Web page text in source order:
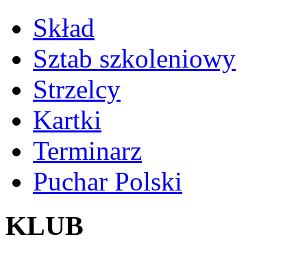
Skład
Sztab szkoleniowy
Strzelcy
Kartki
Terminarz
Puchar Polski
KLUB